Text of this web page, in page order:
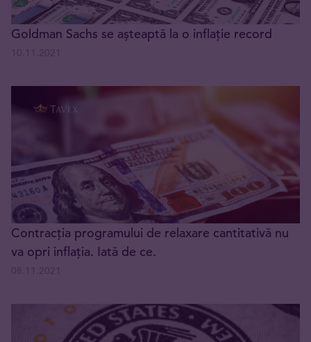
Goldman Sachs se așteaptă la o inflație record
Contracția programului de relaxare cantitativă nu
va opri inflația. Iată de ce.